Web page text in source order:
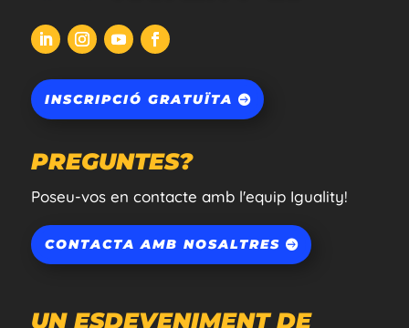
INSCRIPCIÓ GRATUÏTA
PREGUNTES?
Poseu-vos en contacte amb l'equip Iguality!
CONTACTA AMB NOSALTRES
UN ESDEVENIMENT DE